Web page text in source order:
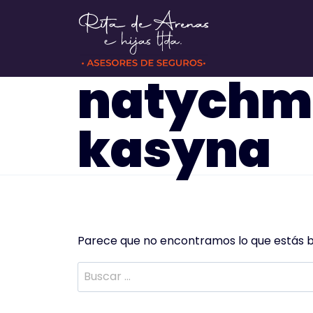
kasyna
Parece que no encontramos lo que estás
Buscar: